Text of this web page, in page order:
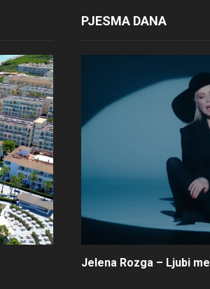
PJESMA DANA
Jelena Rozga – Ljubi me